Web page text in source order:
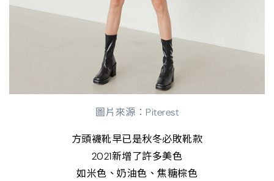
圖片來源：Piterest
方頭襪靴早已是秋冬必敗靴款
2021新增了許多美色
如米色、奶油色、焦糖棕色